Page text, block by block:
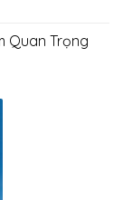
Quan Trọng